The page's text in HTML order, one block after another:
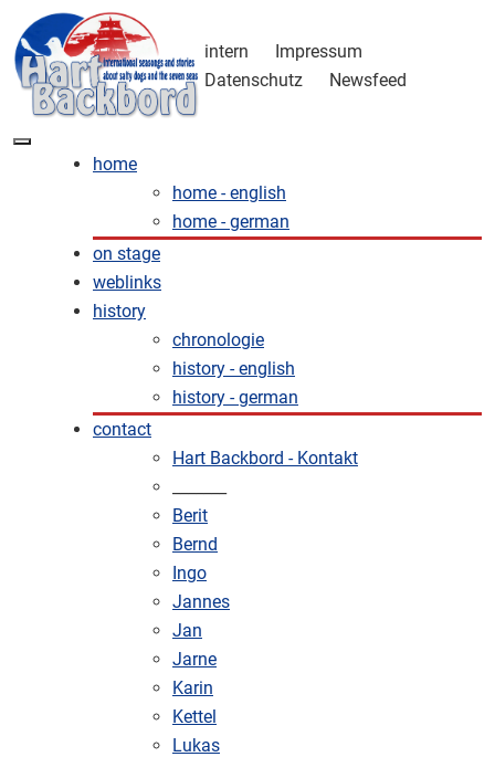
intern
Impressum
Datenschutz
Newsfeed
home
home - english
home - german
on stage
weblinks
history
chronologie
history - english
history - german
contact
Hart Backbord - Kontakt
Berit
Bernd
Ingo
Jannes
Jan
Jarne
Karin
Kettel
Lukas